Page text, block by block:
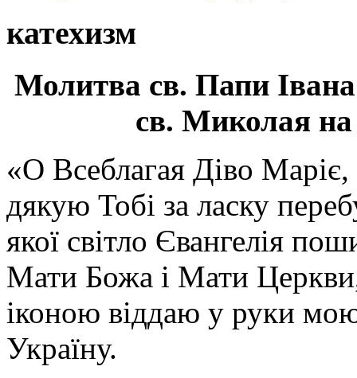
катехизм
Молитва св. Папи
св. Миколая на
«О Всеблагая Діво
дякую Тобі за ласку
якої світло Євангелія
Мати Божа і Мати
іконою віддаю у руки
Україну.